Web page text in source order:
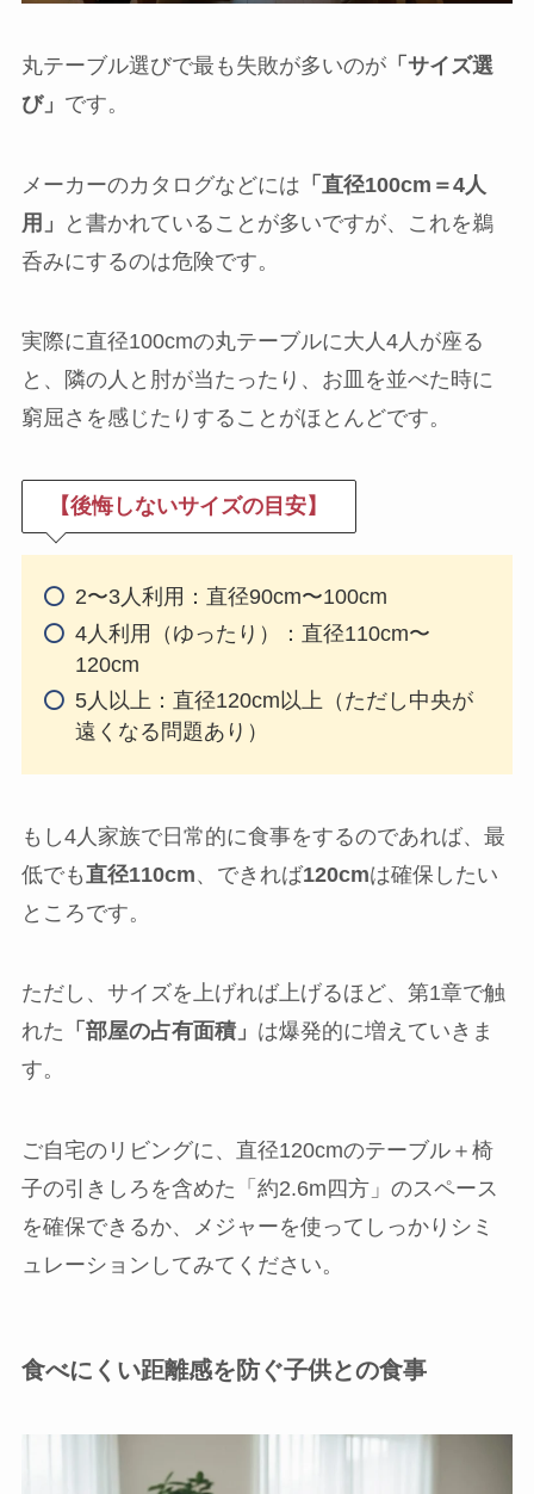
丸テーブル選びで最も失敗が多いのが「サイズ選
び」 です。
メーカーのカタログなどには 「直径100cm＝4人
用」
と書かれていることが多いですが、これを鵜
呑みにするのは危険です。
実際に直径100cmの丸テーブルに大人4人が座る
と、隣の人と肘が当たったり、お皿を並べた時に
窮屈さを感じたりすることがほとんどです。
【後悔しないサイズの目安】
2〜3人利用：直径90cm〜100cm
4人利用（ゆったり）：直径110cm〜
120cm
5人以上：直径120cm以上（ただし中央が
遠くなる問題あり）
もし4人家族で日常的に食事をするのであれば、最
低でも 直径110cm、できれば120cmは確保したい
ところです。
ただし、サイズを上げれば上げるほど、第1章で触
れた 「部屋の占有面積」 は爆発的に増えていきま
す。
ご自宅のリビングに、直径120cmのテーブル＋椅
子の引きしろを含めた「約2.6m四方」のスペース
を確保できるか、メジャーを使ってしっかりシミ
ュレーションしてみてください。
食べにくい距離感を防ぐ子供との食事